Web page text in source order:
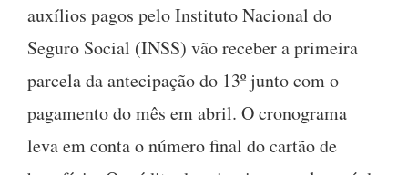
auxílios pagos pelo Instituto Nacional do
Seguro Social (INSS) vão receber a primeira
parcela da antecipação do 13º junto com o
pagamento do mês em abril. O cronograma
leva em conta o número final do cartão de